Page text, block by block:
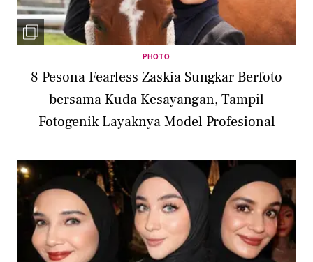
PHOTO
8 Pesona Fearless Zaskia Sungkar Berfoto
bersama Kuda Kesayangan, Tampil
Fotogenik Layaknya Model Profesional